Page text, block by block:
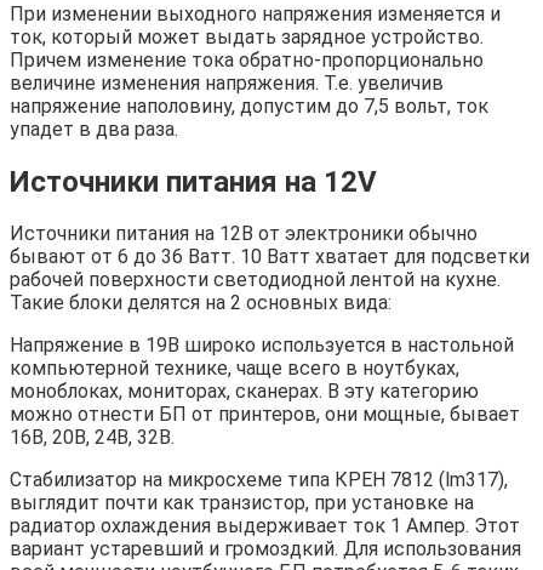
При изменении выходного напряжения изменяется и
ток, который может выдать зарядное устройство.
Причем изменение тока обратно-пропорционально
величине изменения напряжения. Т.е. увеличив
напряжение наполовину, допустим до 7,5 вольт, ток
упадет в два раза.
Источники питания на 12V
Источники питания на 12В от электроники обычно
бывают от 6 до 36 Ватт. 10 Ватт хватает для подсветки
рабочей поверхности светодиодной лентой на кухне.
Такие блоки делятся на 2 основных вида:
Напряжение в 19В широко используется в настольной
компьютерной технике, чаще всего в ноутбуках,
моноблоках, мониторах, сканерах. В эту категорию
можно отнести БП от принтеров, они мощные, бывает
16В, 20В, 24В, 32В.
Стабилизатор на микросхеме типа КРЕН 7812 (lm317),
выглядит почти как транзистор, при установке на
радиатор охлаждения выдерживает ток 1 Ампер. Этот
вариант устаревший и громоздкий. Для использования